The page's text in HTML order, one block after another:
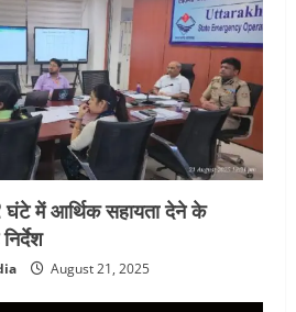
में आर्थिक सहायता देने के
August 21, 2025